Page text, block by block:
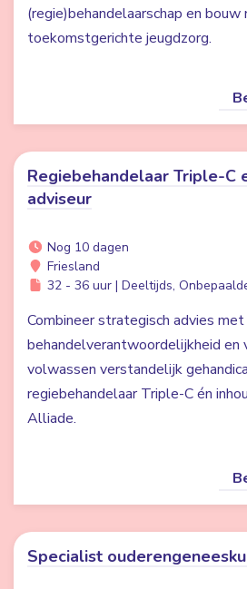
(regie)behandelaarschap en bouw
toekomstgerichte jeugdzorg.
Regiebehandelaar Triple-C
adviseur
Nog 10 dagen
Friesland
32 - 36 uur | Deeltijds,
Combineer strategisch advies
behandelverantwoordelijkheid en
volwassen verstandelijk
regiebehandelaar Triple-C én
Alliade.
Specialist